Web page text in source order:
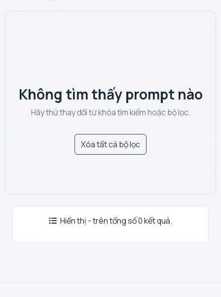
Không tìm thấy prompt nào
Hãy thử thay đổi từ khóa tìm kiếm hoặc bộ lọc.
Xóa tất cả bộ lọc
Hiển thị - trên tổng số 0 kết quả.